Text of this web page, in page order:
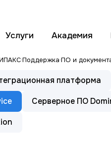
Услуги Академия
Поддержка ПО и
платформа
Серверное ПО